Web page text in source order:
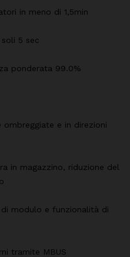
in meno di 1,5min
5 sec
ponderata 99.0%
e in direzioni
in magazzino, riduzione del
modulo e funzionalità di
tramite MBUS